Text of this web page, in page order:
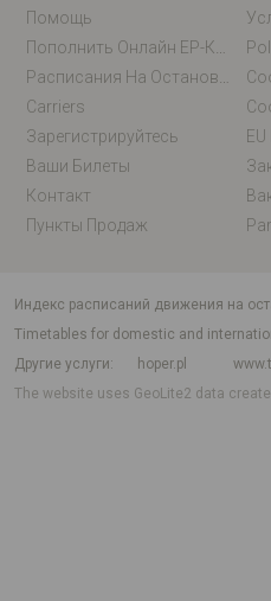
Помощь
Carriers
Зарегистрируйтесь
Ваши Билеты
Контакт
Пункты Продаж
индекс расписаний движения на
Timetables for domestic and
Другие услуги
hoper.pl
The website uses GeoLite2 data